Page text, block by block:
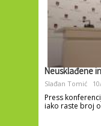
Neusklađene
Slađan Tomić
Press
iako raste broj